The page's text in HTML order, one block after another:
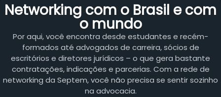
Networking com o Brasil e com
o mundo
Por aqui, você encontra desde estudantes e recém-
formados até advogados de carreira, sócios de
escritórios e diretores jurídicos – o que gera bastante
contratações, indicações e parcerias. Com a rede de
networking da Septem, você não precisa se sentir sozinho
na advocacia.